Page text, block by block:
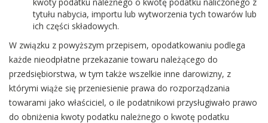
tytułu nabycia, importu lub wytworzenia tych towarów lub
ich części składowych.
W związku z powyższym przepisem, opodatkowaniu podlega
każde nieodpłatne przekazanie towaru należącego do
przedsiębiorstwa, w tym także wszelkie inne darowizny, z
którymi wiąże się przeniesienie prawa do rozporządzania
towarami jako właściciel, o ile podatnikowi przysługiwało prawo
do obniżenia kwoty podatku należnego o kwotę podatku